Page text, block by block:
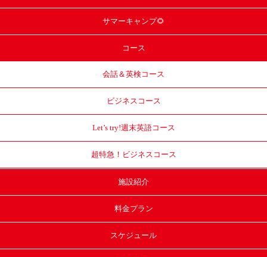
サマーキャンプ🌻
コース
会話＆英検コース
ビジネスコース
Let’s try!週末英語コース
超特急！ ビジネスコース
施設紹介
料金プラン
スケジュール